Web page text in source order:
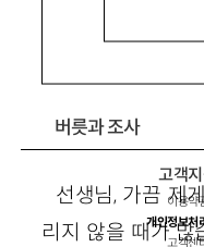
버릇과 조사
선생님, 가끔 제
리지 않을 때가 많
고객
이용약
개인정보처
고객센